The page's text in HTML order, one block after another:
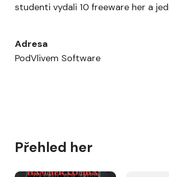
studenti vydali 10 freeware her a
Adresa
PodVlivem Software
Přehled her